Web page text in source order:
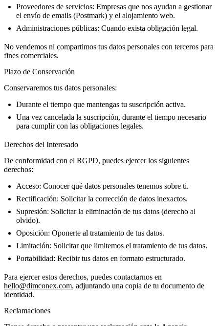
Proveedores de servicios: Empresas que nos ayudan a gestionar
el envío de emails (Postmark) y el alojamiento web.
Administraciones públicas: Cuando exista obligación legal.
No vendemos ni compartimos tus datos personales con terceros para
fines comerciales.
Plazo de Conservación
Conservaremos tus datos personales:
Durante el tiempo que mantengas tu suscripción activa.
Una vez cancelada la suscripción, durante el tiempo necesario
para cumplir con las obligaciones legales.
Derechos del Interesado
De conformidad con el RGPD, puedes ejercer los siguientes
derechos:
Acceso: Conocer qué datos personales tenemos sobre ti.
Rectificación: Solicitar la corrección de datos inexactos.
Supresión: Solicitar la eliminación de tus datos (derecho al
olvido).
Oposición: Oponerte al tratamiento de tus datos.
Limitación: Solicitar que limitemos el tratamiento de tus datos.
Portabilidad: Recibir tus datos en formato estructurado.
Para ejercer estos derechos, puedes contactarnos en
hello@dimconex.com, adjuntando una copia de tu documento de
identidad.
Reclamaciones